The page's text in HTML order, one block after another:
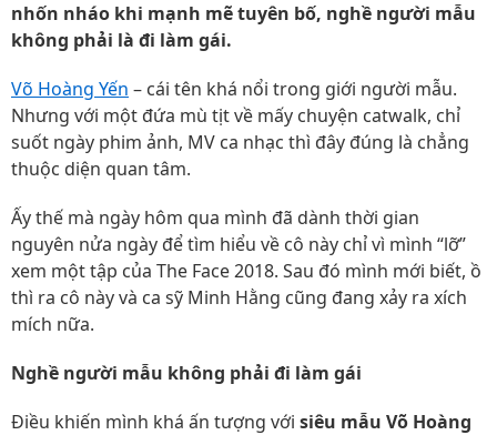
nhốn nháo khi mạnh mẽ tuyên bố, nghề người mẫu
không phải là đi làm gái.
Võ Hoàng Yến – cái tên khá nổi trong giới người mẫu.
Nhưng với một đứa mù tịt về mấy chuyện catwalk, chỉ
suốt ngày phim ảnh, MV ca nhạc thì đây đúng là chẳng
thuộc diện quan tâm.
Ấy thế mà ngày hôm qua mình đã dành thời gian
nguyên nửa ngày để tìm hiểu về cô này chỉ vì mình “lỡ”
xem một tập của The Face 2018. Sau đó mình mới biết, ồ
thì ra cô này và ca sỹ Minh Hằng cũng đang xảy ra xích
mích nữa.
Nghề người mẫu không phải đi làm gái
Điều khiến mình khá ấn tượng với siêu mẫu Võ Hoàng